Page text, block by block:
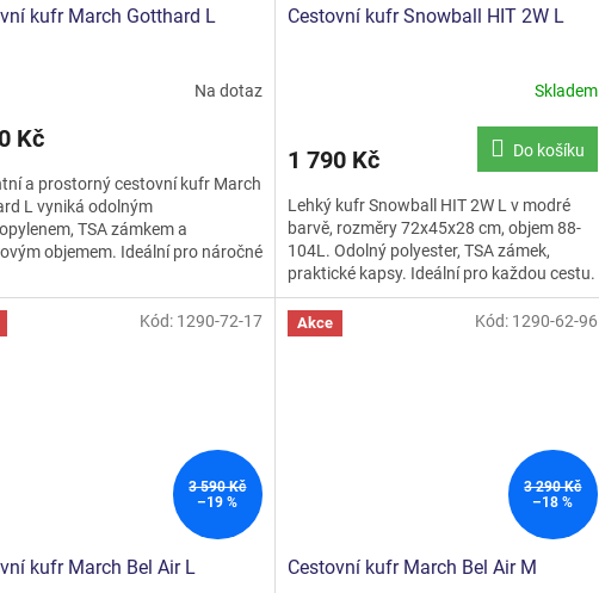
kufr March Gotthard L
Na dotaz
Kč
a prostorný cestovní kufr March
L vyniká odolným
TSA zámkem a
objemem. Ideální pro náročné
Cestovní kufr Snowball HIT 2W L
Skladem
1 790 Kč Do košíku
Lehký kufr Snowball HIT 2W L v modré
barvě, rozměry 72x45x28 cm, objem 88-
104L. Odolný polyester, TSA zámek,
praktické kapsy. Ideální pro každou cestu.
3 590 Kč
–19 %
kufr March Bel Air L
Kód: 1290-72-17 Akce
3 290 Kč
–18 %
Cestovní kufr March Bel Air M
Kód: 1290-62-96